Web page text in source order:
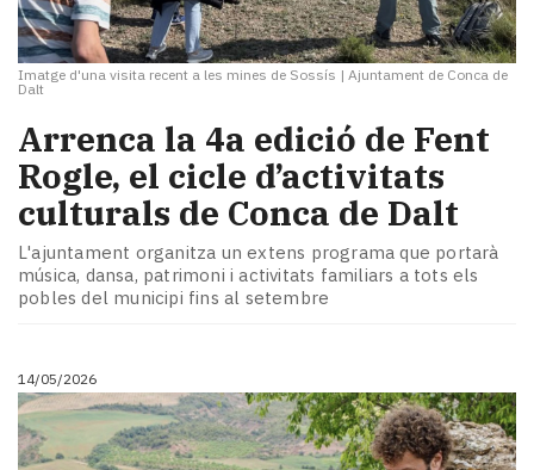
Imatge d'una visita recent a les mines de Sossís | Ajuntament de Conca de
Dalt
Arrenca la 4a edició de Fent
Rogle, el cicle d’activitats
culturals de Conca de Dalt
L'ajuntament organitza un extens programa que portarà
música, dansa, patrimoni i activitats familiars a tots els
pobles del municipi fins al setembre
14/05/2026